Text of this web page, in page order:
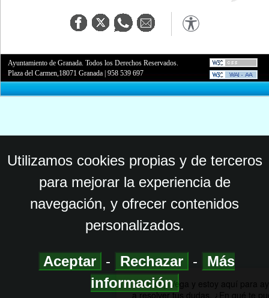
Ayuntamiento de Granada. Todos los Derechos Reservados.
Plaza del Carmen,18071 Granada |958 539 697
Utilizamos cookies propias y de terceros
para mejorar la experiencia de
navegación, y ofrecer contenidos
personalizados.
Aceptar - Rechazar -
Más
información